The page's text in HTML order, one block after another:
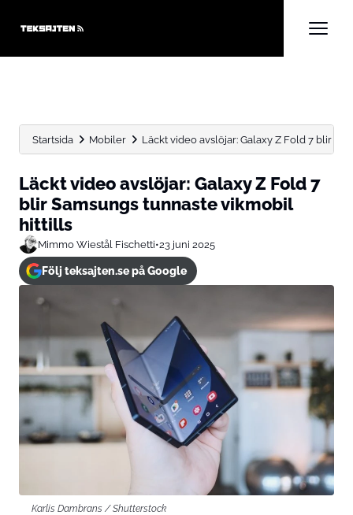
Startsida Mobiler Läckt video avslöjar: Galaxy Z Fold 7 blir
Läckt video avslöjar: Galaxy Z Fold 7
blir Samsungs tunnaste vikmobil
hittills
Mimmo Wiestål Fischetti•23 juni 2025
Följ teksajten.se på Google
Karlis Dambrans / Shutterstock